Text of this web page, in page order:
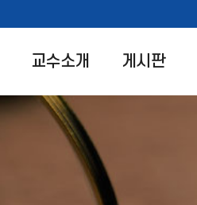
교수소개 게시판